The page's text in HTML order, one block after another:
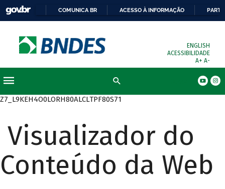
COMUNICA BR ACESSO À INFORMAÇÃO
ENGLISH
ACESSIBILIDADE
A+ A-
Z7_L9KEH4O0LORH80ALCLTPF80S71
Visualizador do
Conteúdo da Web